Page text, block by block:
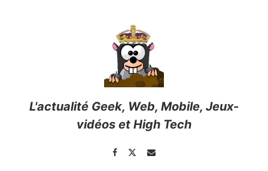
L'actualité Geek, Web, Mobile, Jeux-
vidéos et High Tech